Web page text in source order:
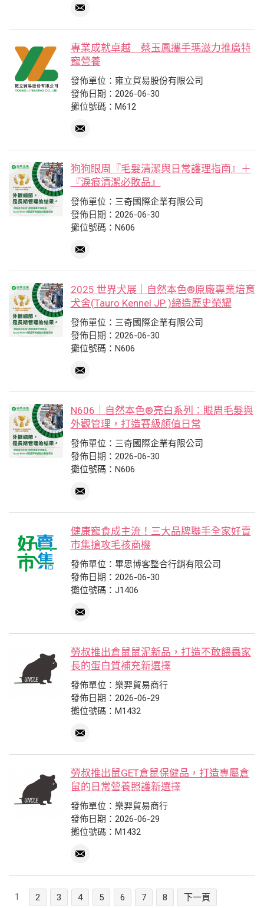
專業成就卓越 蔡玉鳳攜手瑪滋力推廣特
寵營養
發佈單位：雍立貿易股份有限公司
發佈日期：2026-06-30
攤位號碼：M612
狗狗眼周『毛髮清潔與日常護理指南』＋
『淚痕清潔必敗品』
發佈單位：三奇國際企業有限公司
發佈日期：2026-06-30
攤位號碼：N606
2025 世界犬展｜自然本色®原廠專業培育
犬舍(Tauro Kennel JP )締造歷史榮耀
發佈單位：三奇國際企業有限公司
發佈日期：2026-06-30
攤位號碼：N606
N606｜自然本色®亮白系列：眼周毛髮與
外觀管理，打造賽級顏值日常
發佈單位：三奇國際企業有限公司
發佈日期：2026-06-30
攤位號碼：N606
健康寵食成主流！三大品牌聯手全家好賣
市集搶攻毛孩商機
發佈單位：畢思博客整合行銷有限公司
發佈日期：2026-06-30
攤位號碼：J1406
勞叔推出倉鼠鼠泥新品，打造不敢餵蟲家
長的蛋白質補充新選擇
發佈單位：樂羿貿易商行
發佈日期：2026-06-29
攤位號碼：M1432
勞叔推出鼠GET倉鼠保健品，打造專屬倉
鼠的日常營養照護新選擇
發佈單位：樂羿貿易商行
發佈日期：2026-06-29
攤位號碼：M1432
1 2 3 4 5 6 7 8 下一頁